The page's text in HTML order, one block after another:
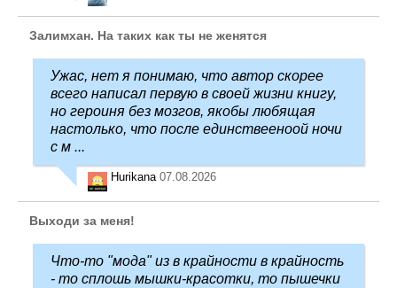
Залимхан. На таких как ты не женятся
Ужас, нет я понимаю, что автор скорее
всего написал первую в своей жизни книгу,
но героиня без мозгов, якобы любящая
настолько, что после единствееноой ночи
с м ...
Hurikana 07.08.2026
Выходи за меня!
Что-то "мода" из в крайности в крайность
- то сплошь мышки-красотки, то пышечки